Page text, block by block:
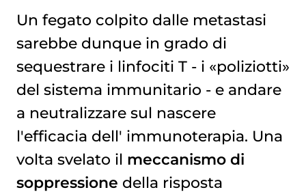
Un fegato colpito dalle metastasi
sarebbe dunque in grado di
sequestrare i linfociti T - i «poliziotti»
del sistema immunitario - e andare
a neutralizzare sul nascere
l'efficacia dell' immunoterapia. Una
volta svelato il meccanismo di
soppressione della risposta